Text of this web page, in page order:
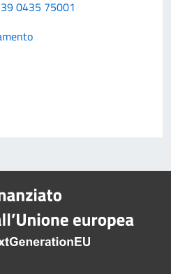
0435 75001